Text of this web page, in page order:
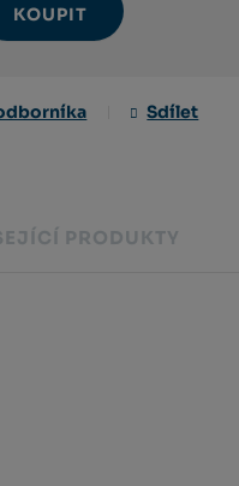
KOUPIT
Sdílet
PRODUKTY